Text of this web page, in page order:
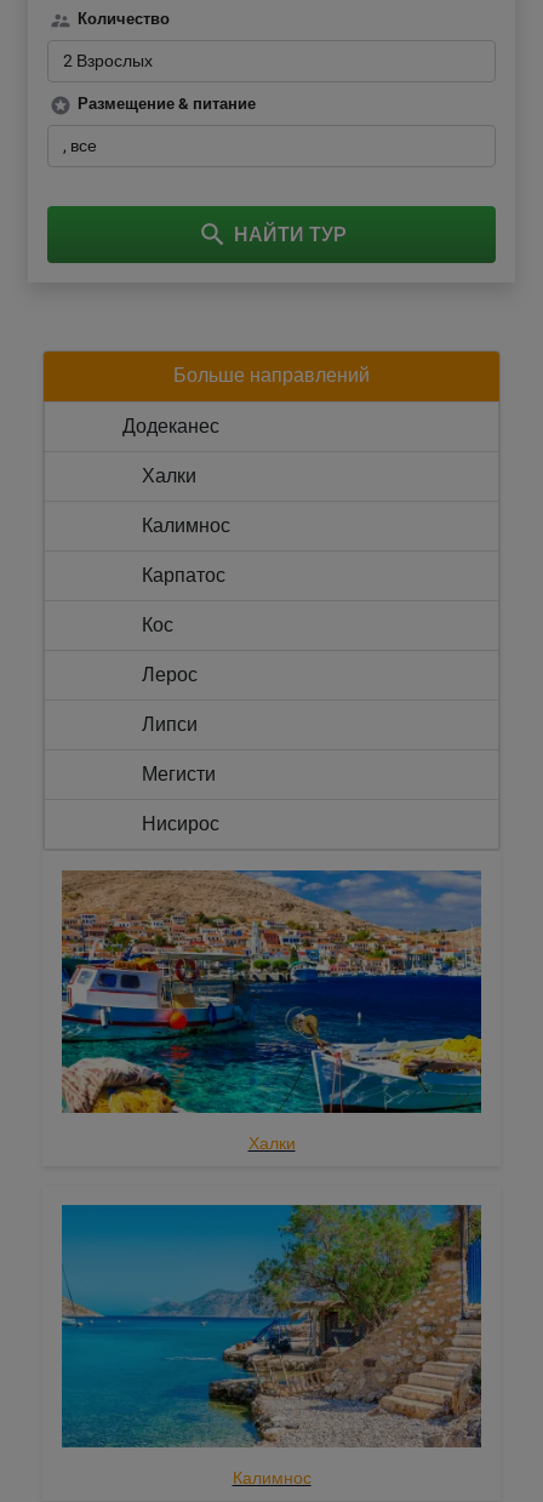
Количество
2 Взрослых
Размещение & питание
все
НАЙТИ ТУР
Больше направлений
Додеканес
Халки
Калимнос
Карпатос
Кос
Лерос
Липси
Мегисти
Нисирос
Патмос
Родос
Сими
Телендос
Тилос
Корфу
Лефкада
Паксос и Андипаксос (Антипаксос)
Халки
Калимнос